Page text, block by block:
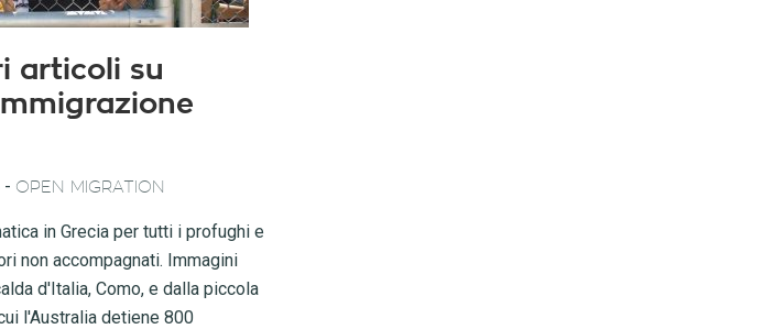
articoli su
- OPEN MIGRATION
in Grecia per tutti i profughi e
non accompagnati. Immagini
d'Italia, Como, e dalla piccola
l'Australia detiene 800